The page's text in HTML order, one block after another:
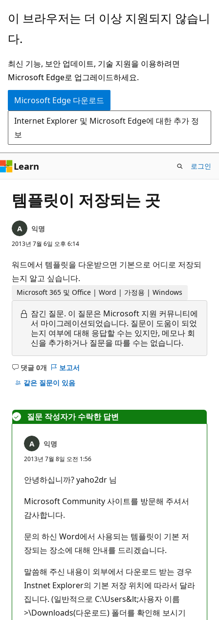
주
콘
츠
로
건
너
뛰
기
이 브라우저는 더 이상 지원되지 않습니
다.
최신 기능, 보안 업데이트, 기술 지원을 이용하려면
Microsoft Edge로 업그레이드하세요.
Microsoft Edge 다운로드
Internet Explorer 및 Microsoft Edge에 대한 추가 정
보
Learn 로그인
템플릿이 저장되는 곳
익명
2013년 7월 6일 오후 6:14
워드에서 템플릿을 다운받으면 기본으로 어디로 저장되
는지 알고 싶습니다.
Microsoft 365 및 Office | Word | 가정용 | Windows
잠긴 질문. 이 질문은 Microsoft 지원 커뮤니티에
서 마이그레이션되었습니다. 질문이 도움이 되었
는지 여부에 대해 응답할 수는 있지만, 메모나 회
신을 추가하거나 질문을 따를 수는 없습니다.
댓글 0개
설
명
보고서
같은 질문이 있음
질문 작성자가 수락한 답변
익명
2013년 7월 8일 오전 1:56
안녕하십니까? yaho2dr 님
Microsoft Community 사이트를 방문해 주셔서
감사합니다.
문의 하신 Word에서 사용되는 템플릿이 기본 저
장되는 장소에 대해 안내를 드리겠습니다.
말씀해 주신 내용이 외부에서 다운로드 받는 경우
Instnet Explorer의 기본 저장 위치에 따라서 달라
집니다. (일반적으로 C:\Users&lt;사용자 이름
>\Downloads(다운로드) 폴더를 확인해 보시기